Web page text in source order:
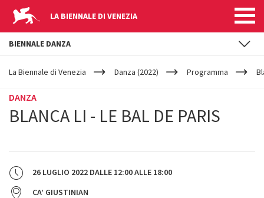
LA BIENNALE DI VENEZIA
YOUR
ARE
La Biennale di Venezia Danza (2022) Programma
DANZA
BLANCA LI - LE BAL DE PARIS
26 LUGLIO 2022 DALLE 12:00ALLE 18:00
CA’ GIUSTINIAN
BIENNALE DANZA